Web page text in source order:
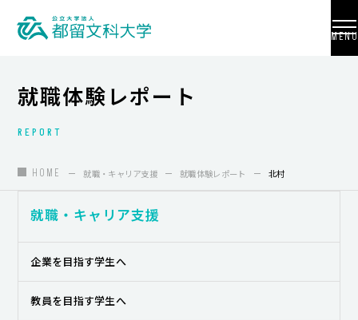
MENU
大学紹介
入試情報
学部・学科・大学院
地域連携
教員養成
就職体験レポート
REPORT
HOME 就職・キャリア支援 就職体験レポート 北村
就職・キャリア支援
企業を目指す学生へ
教員を目指す学生へ